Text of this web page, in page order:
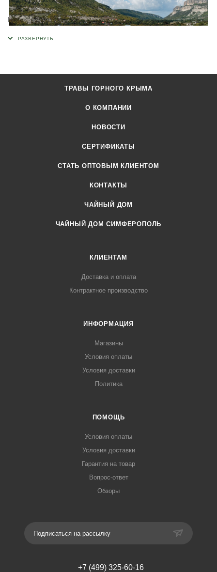
Попробуйте другие чаи из серии "Наш чай": с
производится в экологически чистом горном районе, у
подножия горы Ай-Петри. Наше предприятие создано в
10 лет. Мы имеем все необходимое современное
приготовления сборов используется только ручной труд и
Продукция сертифицирована в соответствии требованиям
технических регламентов Евразийского экономического
ТРАВЫ ГОРНОГО КРЫМА
О КОМПАНИИ
НОВОСТИ
СЕРТИФИКАТЫ
CТАТЬ ОПТОВЫМ КЛИЕНТОМ
КОНТАКТЫ
ЧАЙНЫЙ ДОМ
ЧАЙНЫЙ ДОМ СИМФЕРОПОЛЬ
КЛИЕНТАМ
Доставка и оплата
Контрактное производство
ИНФОРМАЦИЯ
Магазины
Условия оплаты
Условия доставки
Политика
ПОМОЩЬ
Условия оплаты
Условия доставки
Гарантия на товар
Вопрос-ответ
Обзоры
Подписаться на рассылку
+7 (499) 325-60-16